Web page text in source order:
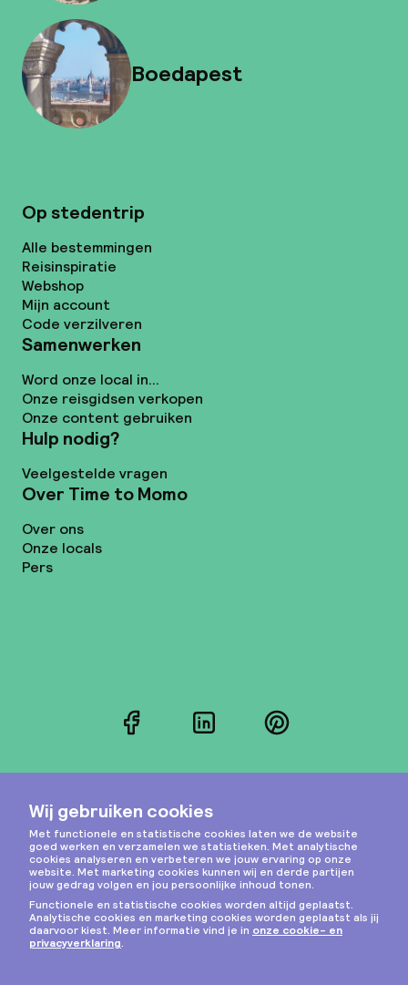
Boedapest
Op stedentrip
Alle bestemmingen
Reisinspiratie
Webshop
Mijn account
Code verzilveren
Samenwerken
Word onze local in...
Onze reisgidsen verkopen
Onze content gebruiken
Hulp nodig?
Veelgestelde vragen
Over Time to Momo
Over ons
Onze locals
Pers
FacebookLinkedInPinterest
Instagram